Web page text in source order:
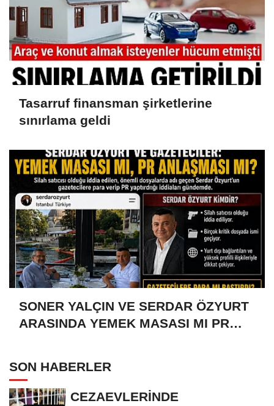
Tasarruf finansman şirketlerine
sınırlama geldi
SONER YALÇIN VE SERDAR ÖZYURT
ARASINDA YEMEK MASASI MI PR
SON HABERLER
CEZAEVLERİNDE